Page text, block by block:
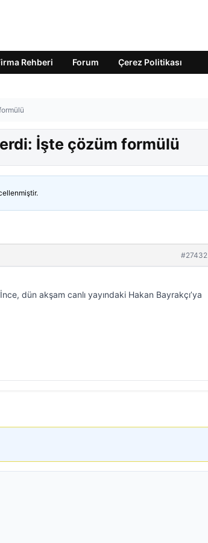
Rehberi Forum Çerez Politikası
İşte çözüm formülü
#27432
dün akşam canlı yayındaki Hakan Bayrakçı’ya